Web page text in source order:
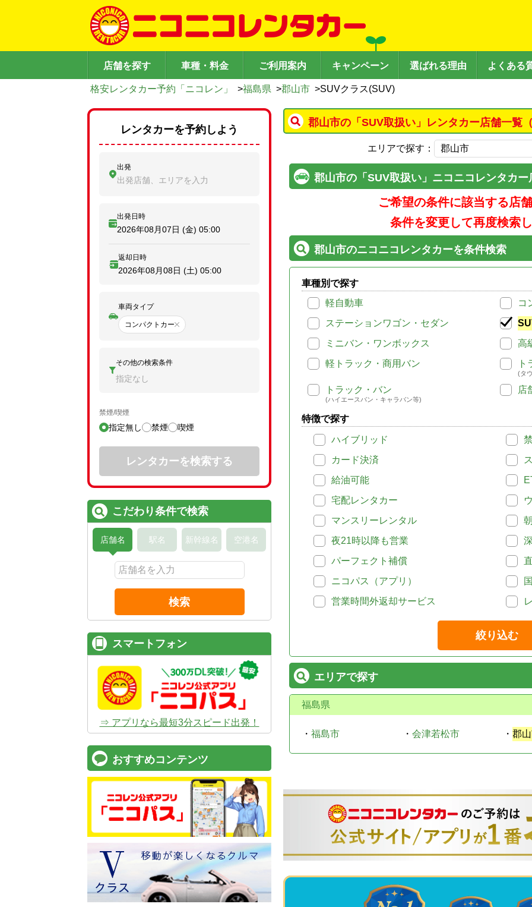
店舗を探す 車種・料金 ご利用案内 キャンペーン 選ばれる理由 よくある
格安レンタカー予約「ニコレン」 >福島県 >郡山市 >SUVクラス(SUV)
郡山市の「SUV取扱い」レンタカー店舗一覧
エリアで探す：
郡山市の「SUV取扱い」ニコニコレンタカー
ご希望の条件に該当する店
条件を変更して再度検索
郡山市のニコニコレンタカーを条件検索
車種別で探す
軽自動車
コ
ステーションワゴン・セダン
ミニバン・ワンボックス
高
軽トラック・商用バン
ト
(タ
トラック・バン
(ハイエースバン・キャラバン等)
店
特徴で探す
ハイブリッド
カード決済
給油可能
宅配レンタカー
マンスリーレンタル
夜21時以降も営業
パーフェクト補償
ニコパス（アプリ）
営業時間外返却サービス
絞り込む
エリアで探す
福島県
・ 福島市 ・ 会津若松市 ・ 郡
レンタカーを予約しよう
出発
出発店舗、エリアを入力
出発日時
2026年08月07日 (金) 05:00
返却日時
2026年08月08日 (土) 05:00
車両タイプ
コンパクトカー
その他の検索条件
指定なし
禁煙/喫煙
指定無し 禁煙 喫煙
レンタカーを検索する
こだわり条件で検索
店舗名 駅名 新幹線名 空港名
検索
スマートフォン
⇒ アプリなら最短3分スピード出発！
おすすめコンテンツ